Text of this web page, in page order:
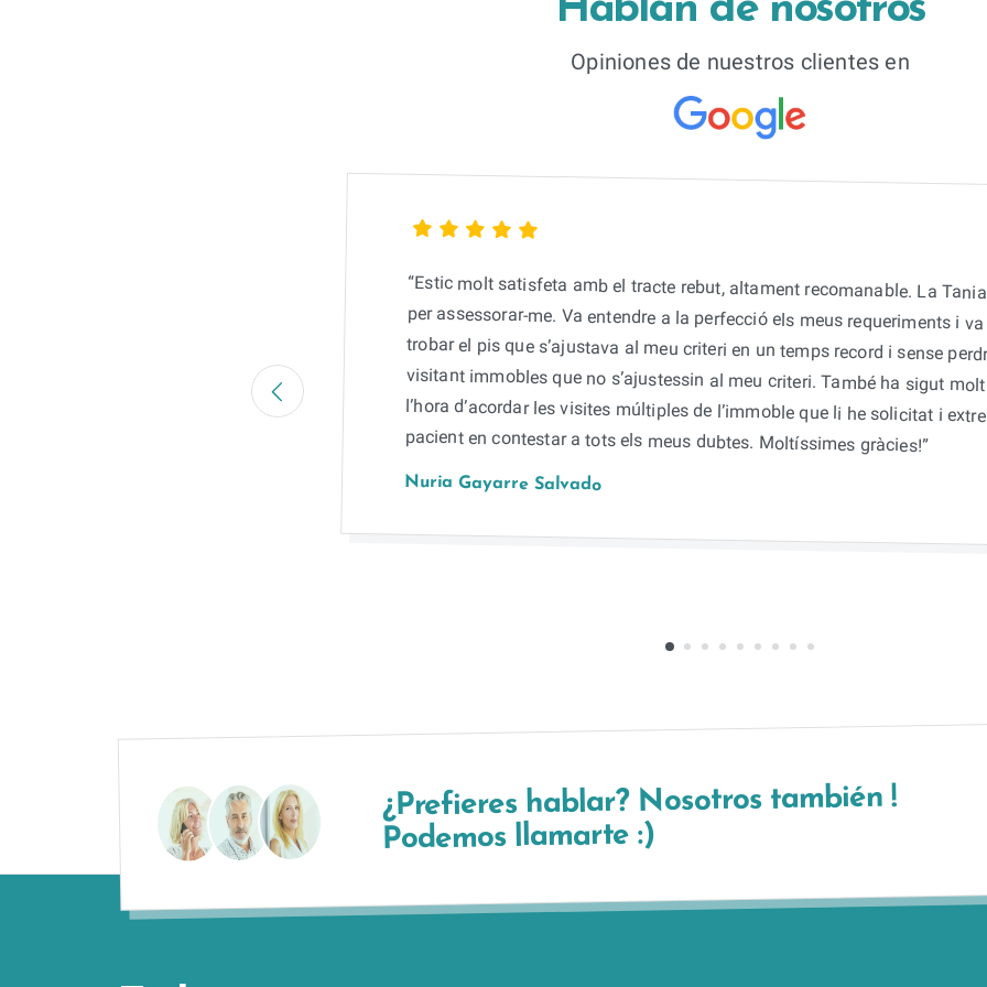
Hablan de nosotros
Opiniones de nuestros clientes en
“Estic molt satisfeta amb el tracte rebut, altament recomanable. La
per assessorar-me. Va entendre a la perfecció els meus requeriments i va
trobar el pis que s’ajustava al meu criteri en un temps record i sense
visitant immobles que no s’ajustessin al meu criteri. També ha sigut
l’hora d’acordar les visites múltiples de l’immoble que li he solicitat i
pacient en contestar a tots els meus dubtes. Moltíssimes gràcies!”
Nuria Gayarre Salvado
¿Prefieres hablar? Nosotros también !
Podemos llamarte :)